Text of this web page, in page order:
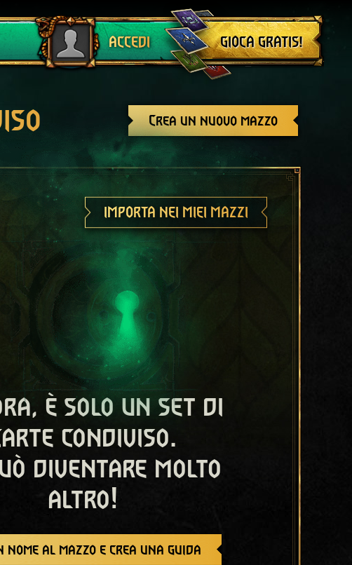
ACCEDI
Esci
GIOCA GRATIS!
Crea un nuovo mazzo
IMPORTA NEI MIEI MAZZI
è solo un set di
condiviso.
diventare molto
altro!
nome al mazzo e crea una guida